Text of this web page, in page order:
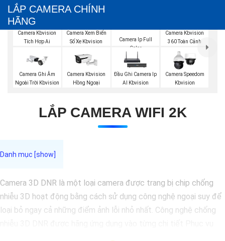
LẮP CAMERA CHÍNH
HÃNG
Camera Kbvision
Tích Hợp Ai
Camera Xem Biển
Số Xe Kbvision
Camera Ip Full
Color
Camera Kbvision
360 Toàn Cảnh
Camera Ghi Âm
Ngoài Trời Kbvision
Camera Kbvision
Hồng Ngoại
Đầu Ghi Camera Ip
AI Kbvision
Camera Speedom
Kbvision
LẮP CAMERA WIFI 2K
Camera 3D DNR là một loại camera được trang bị chip chống
nhiễu 3D hoạt động bằng cách sử dụng công nghệ ngoại suy để
loại bỏ ngay cả những điểm ảnh lỗi nhỏ nhất. Công nghệ chống